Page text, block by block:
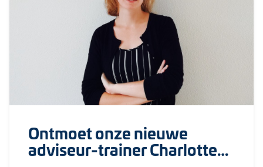
Ontmoet onze nieuwe
adviseur-trainer Charlotte